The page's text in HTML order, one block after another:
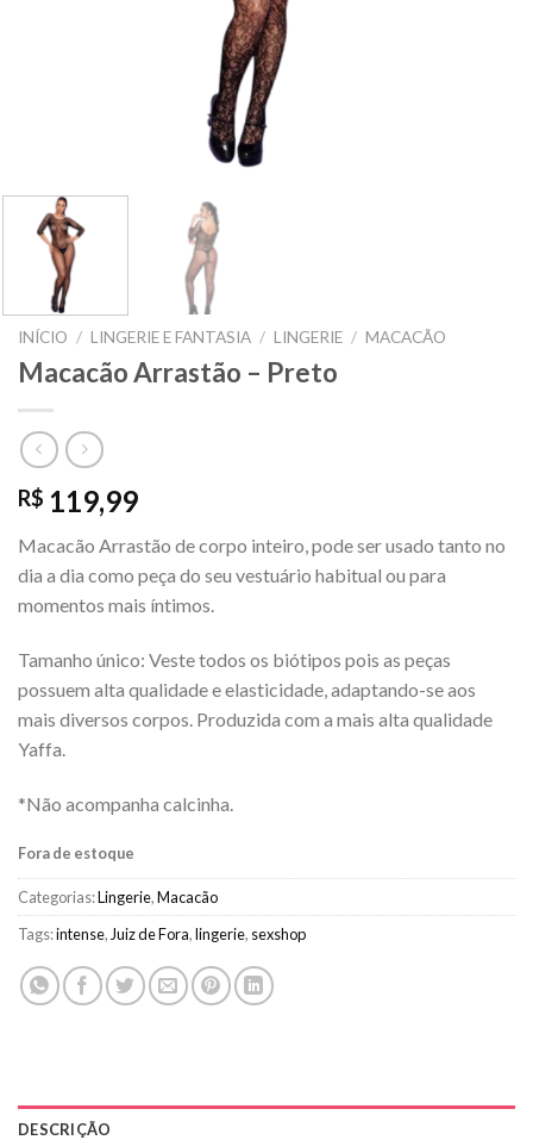
INÍCIO / LINGERIE E FANTASIA / LINGERIE / MACACÃO
Macacão Arrastão – Preto
R$ 119,99
Macacão Arrastão de corpo inteiro, pode ser usado tanto no
dia a dia como peça do seu vestuário habitual ou para
momentos mais íntimos.
Tamanho único: Veste todos os biótipos pois as peças
possuem alta qualidade e elasticidade, adaptando-se aos
mais diversos corpos. Produzida com a mais alta qualidade
Yaffa.
*Não acompanha calcinha.
Fora de estoque
Categorias:Lingerie,Macacão
Tags:intense, Juiz de Fora,lingerie, sexshop
DESCRIÇÃO